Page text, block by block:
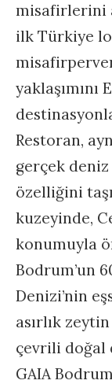
misafirlerini
ilk Türkiye
yaklaşımını
Restoran,
gerçek
özelliğini
kuzeyinde,
konumuyla
Bodrum’un
Denizi’nin
asırlık
çevrili doğal
GAIA